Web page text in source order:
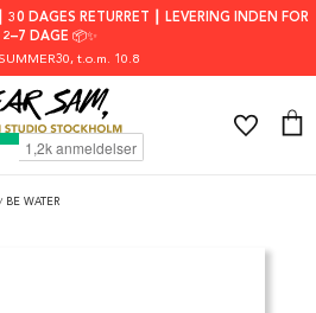
30 DAGES RETURRET ┃ LEVERING INDEN FOR
2–7 DAGE 📦✨
, t.o.m. 10.8
/ BE WATER